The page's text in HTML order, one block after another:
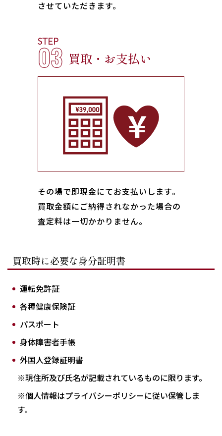
させていただきます。
STEP
03 買取・お支払い
その場で即現金にてお支払いします｡
買取金額にご納得されなかった場合の
査定料は一切かかりません。
買取時に必要な身分証明書
運転免許証
各種健康保険証
パスポート
身体障害者手帳
外国人登録証明書
※現住所及び氏名が記載されているものに限ります。
※個人情報はプライバシーポリシーに従い保管しま
す。